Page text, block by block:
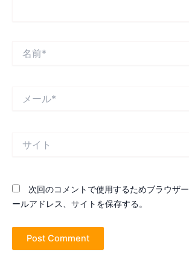
次回のコメントで使用するためブラウザ
ールアドレス、サイトを保存する。